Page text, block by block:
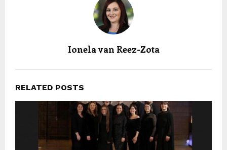
Ionela van Reez-Zota
RELATED POSTS